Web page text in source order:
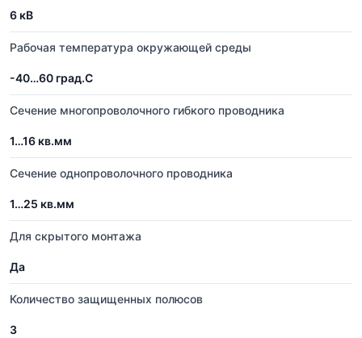
6 кВ
Рабочая температура окружающей среды
-40…60 град.C
Сечение многопроволочного гибкого проводника
1…16 кв.мм
Сечение однопроволочного проводника
1…25 кв.мм
Для скрытого монтажа
Да
Количество защищенных полюсов
3